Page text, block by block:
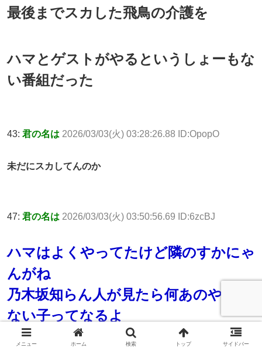
最後までスカした飛鳥の介護を
ハマとゲストがやるというしょーもな
い番組だった
43: 君の名は 2026/03/03(火) 03:28:26.88 ID:OpopO
未だにスカしてんのか
47: 君の名は 2026/03/03(火) 03:50:56.69 ID:6zcBJ
ハマはよくやってたけど隣のすかにゃ
んがね
乃木坂知らん人が見たら何あのやる気
ない子ってなるよ
メニュー ホーム 検索 トップ サイドバー